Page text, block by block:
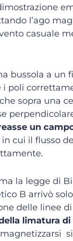
l’ago
casuale
bussola a un
poli
sopra una
un
cui il flusso
la legge di
B arrivò
delle linee
limatura